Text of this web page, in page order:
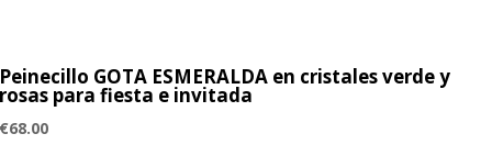
Peinecillo GOTA ESMERALDA en cristales verde y
rosas para fiesta e invitada
€68.00